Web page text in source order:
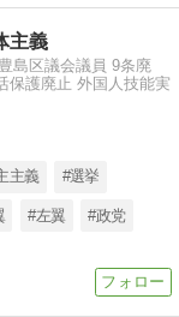
主義
島区議会議員 9条廃
護廃止 外国人技能実
主義 #選挙
#左翼 #政党